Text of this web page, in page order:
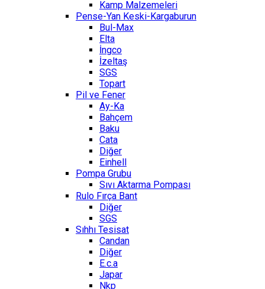
Kamp Malzemeleri
Pense-Yan Keski-Kargaburun
Bul-Max
Elta
İngco
İzeltaş
SGS
Topart
Pil ve Fener
Ay-Ka
Bahçem
Baku
Cata
Diğer
Einhell
Pompa Grubu
Sıvı Aktarma Pompası
Rulo Fırça Bant
Diğer
SGS
Sıhhı Tesisat
Candan
Diğer
E.c.a
Japar
Nkp